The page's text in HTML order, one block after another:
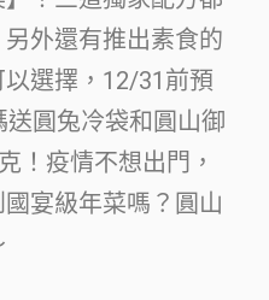
外還有推出素食的
選擇，12/31前預
圓兔冷袋和圓山御
！疫情不想出門，
宴級年菜嗎？圓山